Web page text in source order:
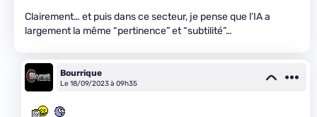
Clairement… et puis dans ce secteur, je pense que l’IA a
largement la même “pertinence” et “subtilité”…
Bourrique
Le 18/09/2023 à 09h35